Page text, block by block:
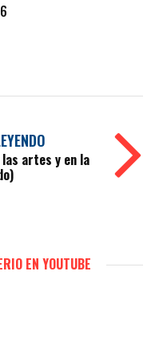
artes y en la
EN YOUTUBE